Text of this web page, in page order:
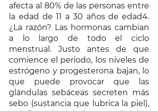
afecta al 80% de las personas entre
la edad de 11 a 30 años de edad4.
¿La razón? Las hormonas cambian
a lo largo de todo el ciclo
menstrual. Justo antes de que
comience el periodo, los niveles de
estrógeno y progesterona bajan, lo
que puede provocar que las
glándulas sebáceas secreten más
sebo (sustancia que lubrica la piel),